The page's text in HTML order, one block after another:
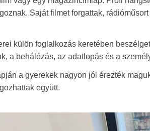
Saját filmet forgattak,
külön foglalkozás keretében
a behálózás, az adatlopás és a
a gyerekek nagyon jól érezték
együtt.